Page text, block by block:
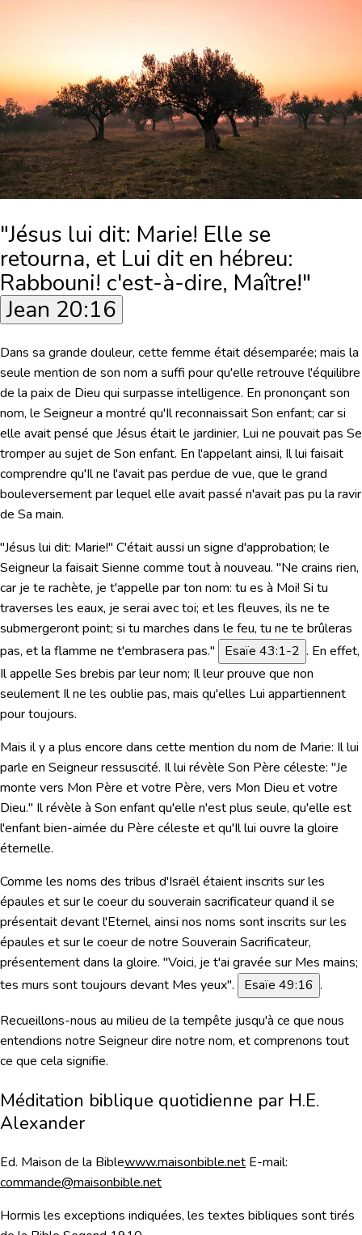
"Jésus lui dit: Marie! Elle se
retourna, et Lui dit en hébreu:
Rabbouni! c'est-à-dire, Maître!"
Jean 20:16
Dans sa grande douleur, cette femme était désemparée; mais la
seule mention de son nom a suffi pour qu'elle retrouve l'équilibre
de la paix de Dieu qui surpasse intelligence. En prononçant son
nom, le Seigneur a montré qu'Il reconnaissait Son enfant; car si
elle avait pensé que Jésus était le jardinier, Lui ne pouvait pas Se
tromper au sujet de Son enfant. En l'appelant ainsi, Il lui faisait
comprendre qu'Il ne l'avait pas perdue de vue, que le grand
bouleversement par lequel elle avait passé n'avait pas pu la ravir
de Sa main.
"Jésus lui dit: Marie!" C'était aussi un signe d'approbation; le
Seigneur la faisait Sienne comme tout à nouveau. "Ne crains rien,
car je te rachète, je t'appelle par ton nom: tu es à Moi! Si tu
traverses les eaux, je serai avec toi; et les fleuves, ils ne te
submergeront point; si tu marches dans le feu, tu ne te brûleras
pas, et la flamme ne t'embrasera pas."
Esaïe 43:1-2 . En effet,
Il appelle Ses brebis par leur nom; Il leur prouve que non
seulement Il ne les oublie pas, mais qu'elles Lui appartiennent
pour toujours.
Mais il y a plus encore dans cette mention du nom de Marie: Il lui
parle en Seigneur ressuscité. Il lui révèle Son Père céleste: "Je
monte vers Mon Père et votre Père, vers Mon Dieu et votre
Dieu." Il révèle à Son enfant qu'elle n'est plus seule, qu'elle est
l'enfant bien-aimée du Père céleste et qu'Il lui ouvre la gloire
éternelle.
Comme les noms des tribus d'Israël étaient inscrits sur les
épaules et sur le coeur du souverain sacrificateur quand il se
présentait devant l'Eternel, ainsi nos noms sont inscrits sur les
épaules et sur le coeur de notre Souverain Sacrificateur,
présentement dans la gloire. "Voici, je t'ai gravée sur Mes mains;
tes murs sont toujours devant Mes yeux". Esaïe 49:16 .
Recueillons-nous au milieu de la tempête jusqu'à ce que nous
entendions notre Seigneur dire notre nom, et comprenons tout
ce que cela signifie.
Méditation biblique quotidienne par H.E.
Alexander
Ed. Maison de la Biblewww.maisonbible.net E-mail:
commande@maisonbible.net
Hormis les exceptions indiquées, les textes bibliques sont tirés